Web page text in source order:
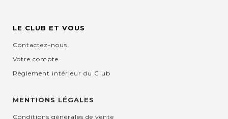
LE CLUB ET VOUS
Contactez-nous
Votre compte
Règlement intérieur du Club
MENTIONS LÉGALES
Conditions générales de vente